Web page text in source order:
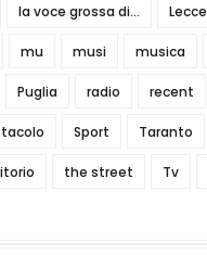
la voce grossa di... Lecce
mu musi musica
Puglia radio recent
Sport Taranto
the street Tv